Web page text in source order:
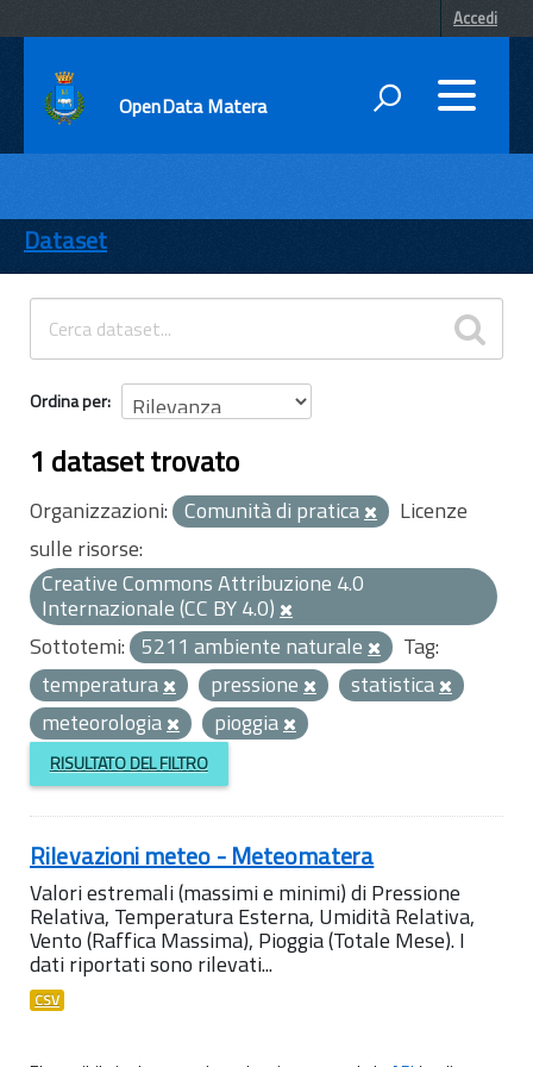
Accedi
OpenData Matera
ENTI
TEMI
INFORMAZIONI
Dataset
Ordina per
1 dataset trovato
Organizzazioni: Comunità di pratica
Licenze
sulle risorse:
Creative Commons Attribuzione 4.0
Internazionale (CC BY 4.0)
Sottotemi: 5211 ambiente naturale
Tag:
temperatura
pressione
statistica
meteorologia
pioggia
RISULTATO DEL FILTRO
Rilevazioni meteo - Meteomatera
Valori estremali (massimi e minimi) di Pressione
Relativa, Temperatura Esterna, Umidità Relativa,
Vento (Raffica Massima), Pioggia (Totale Mese). I
dati riportati sono rilevati...
CSV